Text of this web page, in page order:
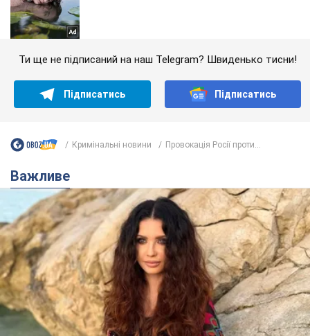
Ти ще не підписаний на наш Telegram? Швиденько тисни!
Підписатись Підписатись
Кримінальні новини Провокація Росії проти...
Важливе